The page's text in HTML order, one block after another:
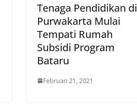
Tenaga Pendidikan di
Purwakarta Mulai
Tempati Rumah
Subsidi Program
Bataru
Februari 21, 2021